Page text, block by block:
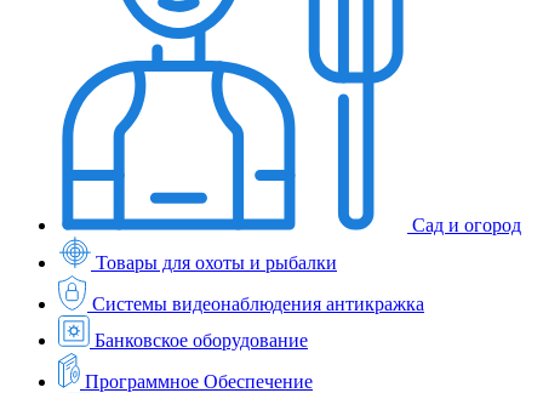
Сад и огород
Товары для охоты и рыбалки
Системы видеонаблюдения антикражка
Банковское оборудование
Программное Обеспечение